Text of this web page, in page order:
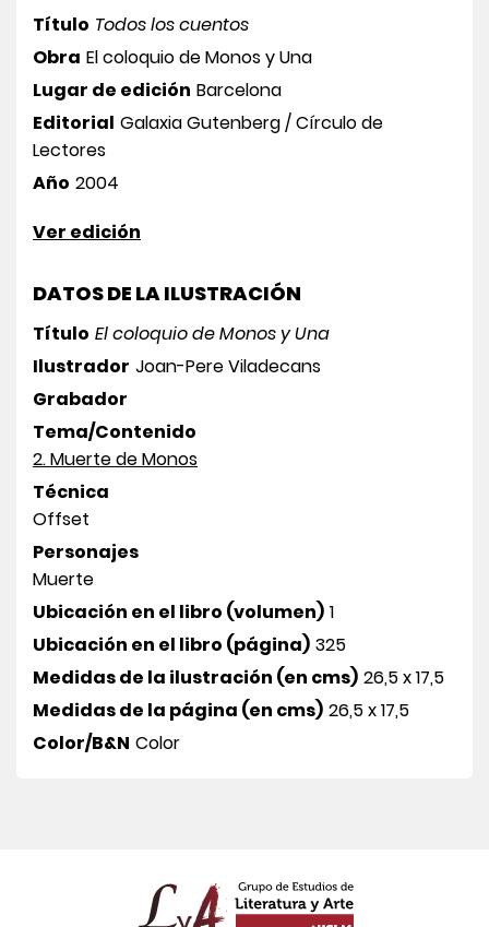
Título Todos los cuentos
Obra El coloquio de Monos y Una
Lugar de edición Barcelona
Editorial Galaxia Gutenberg / Círculo de
Lectores
Año 2004
Ver edición
DATOS DE LA ILUSTRACIÓN
Título El coloquio de Monos y Una
Ilustrador Joan-Pere Viladecans
Grabador
Tema/Contenido
2. Muerte de Monos
Técnica
Offset
Personajes
Muerte
Ubicación en el libro (volumen) 1
Ubicación en el libro (página) 325
Medidas de la ilustración (en cms) 26,5 x 17,5
Medidas de la página (en cms) 26,5 x 17,5
Color/B&N Color